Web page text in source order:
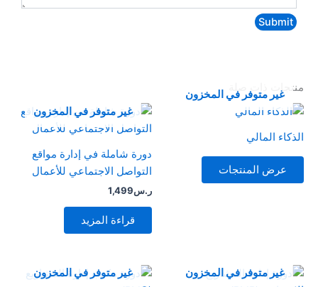
ل
ر
ع
ل
)
Submit
منتجات ذات صلة
غير متوفر في المخزون
الذكاء المالي
عرض المنتجات
غير متوفر في المخزون
دورة شاملة في إدارة مواقع
التواصل الاجتماعي للأعمال
ر.س1,499
قراءة المزيد
غير متوفر في المخزون غير متوفر في المخزون